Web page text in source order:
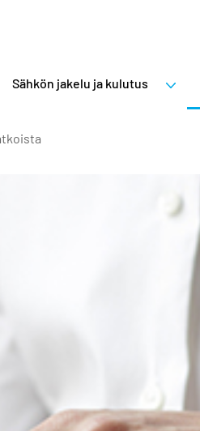
Sähkön jakelu ja kulutus